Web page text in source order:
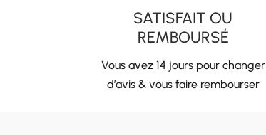
SATISFAIT OU
REMBOURSÉ
Vous avez 14 jours pour changer
d’avis & vous faire rembourser